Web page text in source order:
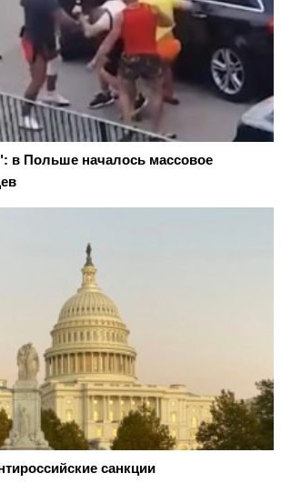
в Польше началось массовое
санкции